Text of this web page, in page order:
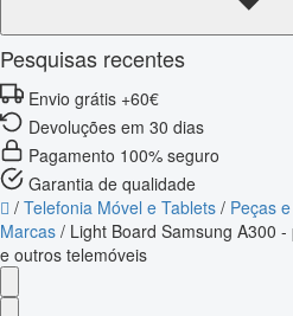
Pesquisas recentes
Envio grátis +60€
Devoluções em 30 dias
Pagamento 100% seguro
Garantia de qualidade
/ Telefonia Móvel e Tablets / Peças
Marcas / Light Board Samsung A300
e outros telemóveis